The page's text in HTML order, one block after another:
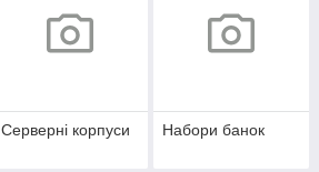
Серверні корпуси Набори банок